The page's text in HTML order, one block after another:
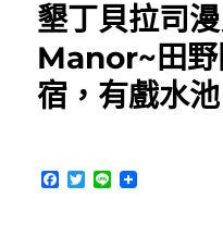
墾丁貝拉司
Manor~田野
宿，有戲水
F
T
L